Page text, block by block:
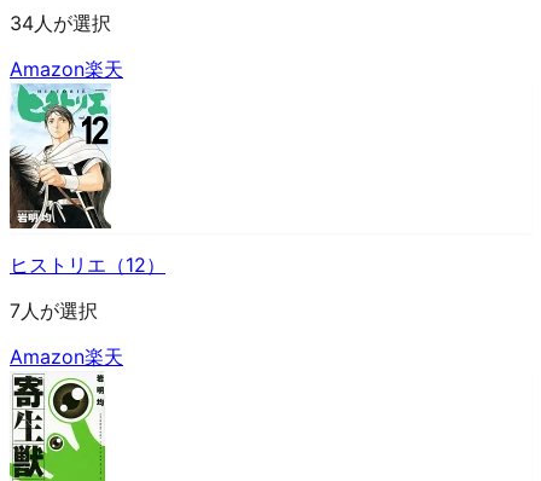
34人が選択
Amazon楽天
ヒストリエ（12）
7人が選択
Amazon楽天